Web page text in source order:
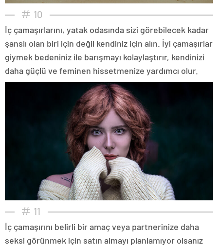
10
İç çamaşırlarını, yatak odasında sizi görebilecek kadar
şanslı olan biri için değil kendiniz için alın. İyi çamaşırlar
giymek bedeniniz ile barışmayı kolaylaştırır, kendinizi
daha güçlü ve feminen hissetmenize yardımcı olur.
11
İç çamaşırını belirli bir amaç veya partnerinize daha
seksi görünmek için satın almayı planlamıyor olsanız